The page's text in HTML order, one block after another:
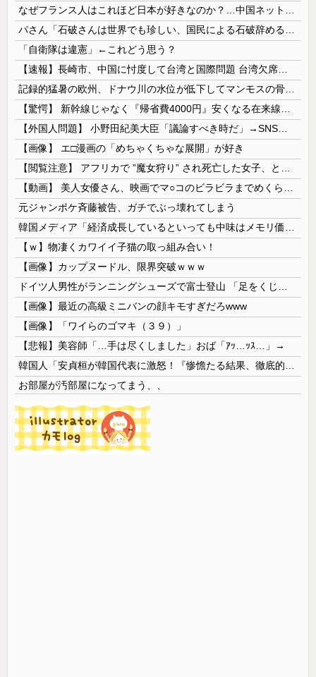
「自衛隊は違憲」←これどう思う？
【画像】 エ□漫画の「めちゃくちゃな展開」が好き
元ジャンポケ斉藤被告、ガチでぶっ壊れてしまう
【ｗ】物凄くカワイイ子猫の取っ組み合い！
【画像】カップヌードル、限界突破ｗｗｗ
【画像】最近の高級ミニバンの顔キモすぎだろwww
【画像】「ワイらのゴマキ（３９）」
【悲報】美容師「…手は尽くしました」おば「ｱｯ…ｯｽ…」→
お部屋が汚部屋になってまう、、